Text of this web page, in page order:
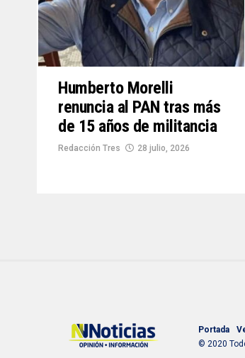
Humberto Morelli
renuncia al PAN tras más
de 15 años de militancia
Redacción Tres 28 julio, 2026
Portada
© 2020